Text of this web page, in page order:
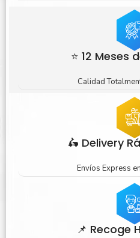
⭐ 12 Meses
Calidad
🛵 Delivery
Envíos Express
📌 Recoge